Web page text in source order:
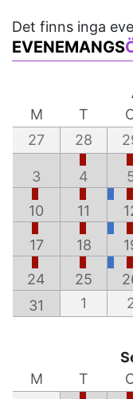
Det finns inga
EVENEMANGS
M
T
27
28
3 4
10 11
17 18
24 25
31
1
M
T